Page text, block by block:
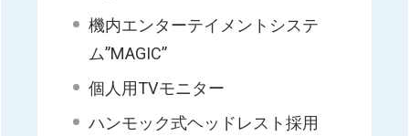
機内エンターテイメントシステ
ム”MAGIC”
個人用TVモニター
ハンモック式ヘッドレスト採用